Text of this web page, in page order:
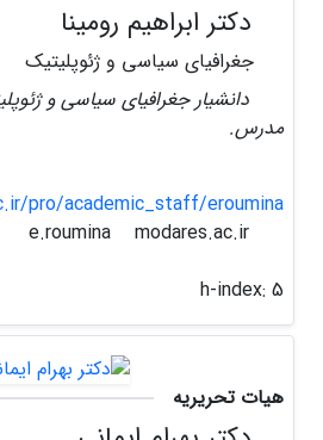
دکتر ابراهیم رومینا
جغرافیای سیاسی و ژئوپلیتیک
دانشیار جغرافیای سیاسی و
مدرس.
pro/academic_staff/eroumina
modares.ac.ir
h-index: 5
هیات تحریریه